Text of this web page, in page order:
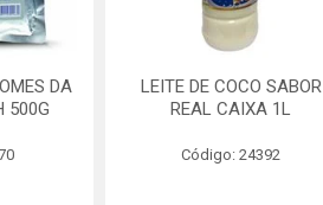
DA
500G
LEITE DE COCO SABOR
REAL CAIXA 1L
Código: 24392